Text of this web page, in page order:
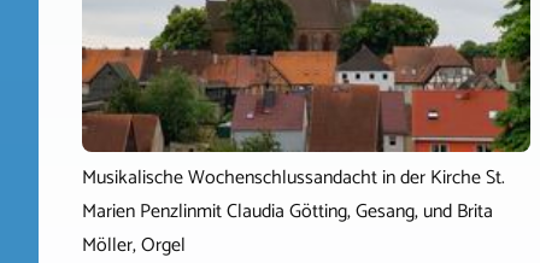
Musikalische Wochenschlussandacht in der Kirche St.
Marien Penzlinmit Claudia Götting, Gesang, und Brita
Möller, Orgel